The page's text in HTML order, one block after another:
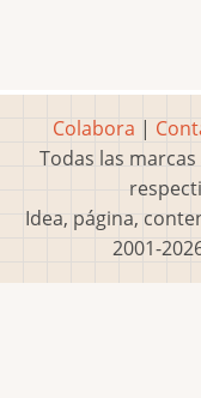
Colabora |
Todas las
Idea, página,
2001-